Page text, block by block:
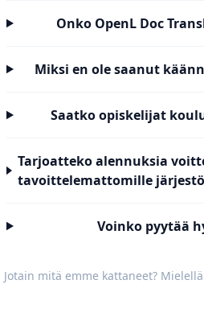
Onko OpenL Doc
Miksi en ole saanut
Saatko opiskelijat
Tarjoatteko alennuksia
tavoittelemattomille
Voinko pyytää
Jotain mitä emme kattaneet?